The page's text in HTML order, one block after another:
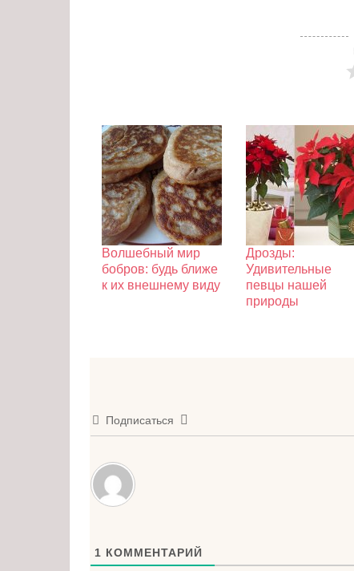
Волшебный мир
бобров: будь ближе
к их внешнему виду
Дрозды:
Удивительные
певцы нашей
природы
Подписаться
1 КОММЕНТАРИЙ